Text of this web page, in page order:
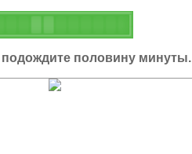
подождите половину минуты.